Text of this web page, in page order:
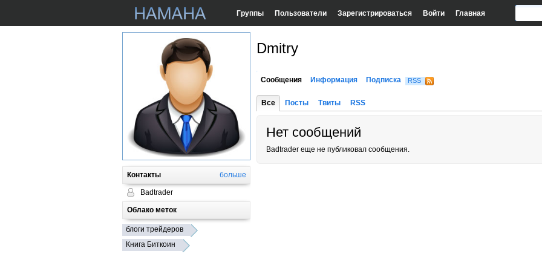
Группы Пользователи Зарегистрироваться Войти Главная
Контакты больше
Badtrader
Облако меток
блоги трейдеров
Книга Биткоин
Dmitry
Сообщения Информация Подписка RSS
Все Посты Твиты RSS
Нет сообщений
Badtrader еще не публиковал сообщения.